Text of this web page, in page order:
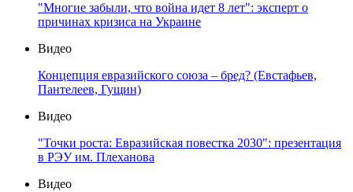
"Многие забыли, что война идет 8 лет": эксперт о
причинах кризиса на Украине
Видео
Концепция евразийского союза – бред? (Евстафьев,
Пантелеев, Гущин)
Видео
"Точки роста: Евразийская повестка 2030": презентация
в РЭУ им. Плеханова
Видео